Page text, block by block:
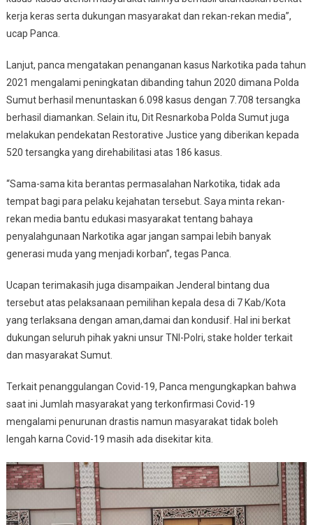
kerja keras serta dukungan masyarakat dan rekan-rekan media”,
ucap Panca.
Lanjut, panca mengatakan penanganan kasus Narkotika pada tahun
2021 mengalami peningkatan dibanding tahun 2020 dimana Polda
Sumut berhasil menuntaskan 6.098 kasus dengan 7.708 tersangka
berhasil diamankan. Selain itu, Dit Resnarkoba Polda Sumut juga
melakukan pendekatan Restorative Justice yang diberikan kepada
520 tersangka yang direhabilitasi atas 186 kasus.
“Sama-sama kita berantas permasalahan Narkotika, tidak ada
tempat bagi para pelaku kejahatan tersebut. Saya minta rekan-
rekan media bantu edukasi masyarakat tentang bahaya
penyalahgunaan Narkotika agar jangan sampai lebih banyak
generasi muda yang menjadi korban”, tegas Panca.
Ucapan terimakasih juga disampaikan Jenderal bintang dua
tersebut atas pelaksanaan pemilihan kepala desa di 7 Kab/Kota
yang terlaksana dengan aman,damai dan kondusif. Hal ini berkat
dukungan seluruh pihak yakni unsur TNI-Polri, stake holder terkait
dan masyarakat Sumut.
Terkait penanggulangan Covid-19, Panca mengungkapkan bahwa
saat ini Jumlah masyarakat yang terkonfirmasi Covid-19
mengalami penurunan drastis namun masyarakat tidak boleh
lengah karna Covid-19 masih ada disekitar kita.